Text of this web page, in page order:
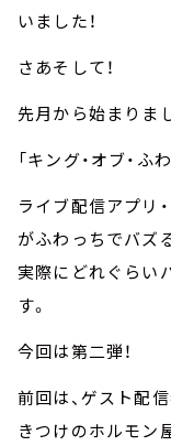
いました！
さあそして！
先月から始まりま
「キング・オブ・ふ
ライブ配信アプリ
がふわっちでバズ
実際にどれぐらい
す。
今回は第二弾！
前回は、ゲスト配
きつけのホルモン